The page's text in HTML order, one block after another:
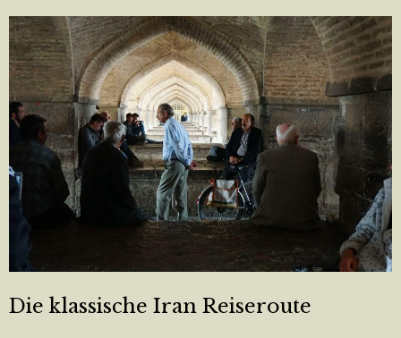
Die klassische Iran Reiseroute